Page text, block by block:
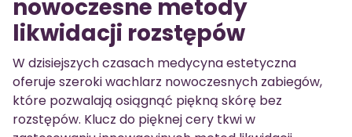
nowoczesne metody
likwidacji rozstępów
W dzisiejszych czasach medycyna estetyczna
oferuje szeroki wachlarz nowoczesnych zabiegów,
które pozwalają osiągnąć piękną skórę bez
rozstępów. Klucz do pięknej cery tkwi w